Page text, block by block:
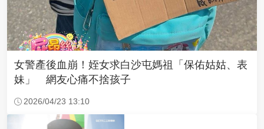
女警產後血崩！姪女求白沙屯媽祖「保佑姑姑、表
妹」 網友心痛不捨孩子
2026/04/23 13:10